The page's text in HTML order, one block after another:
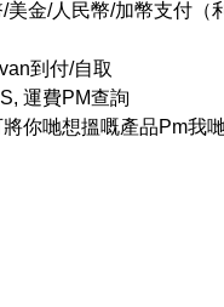
金/人民幣/加幣支付（
到付/自取
運費PM查詢
你哋想搵嘅產品Pm我